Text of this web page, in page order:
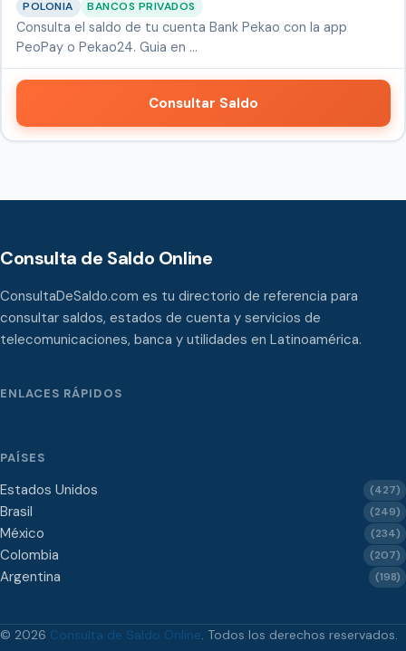
POLONIA BANCOS PRIVADOS
Consulta el saldo de tu cuenta Bank Pekao con la app
PeoPay o Pekao24. Guia en …
Consultar Saldo
Consulta de Saldo Online
ConsultaDeSaldo.com es tu directorio de referencia para
consultar saldos, estados de cuenta y servicios de
telecomunicaciones, banca y utilidades en Latinoamérica.
ENLACES RÁPIDOS
PAÍSES
Estados Unidos (427)
Brasil (249)
México (234)
Colombia (207)
Argentina (198)
© 2026 Consulta de Saldo Online. Todos los derechos reservados.